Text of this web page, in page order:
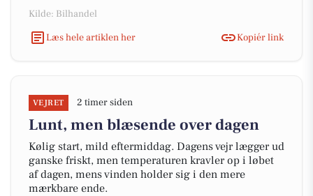
Kilde: Bilhandel
Læs hele artiklen her
Kopiér link
VEJRET 2 timer siden
Lunt, men blæsende over dagen
Kølig start, mild eftermiddag. Dagens vejr lægger ud
ganske friskt, men temperaturen kravler op i løbet
af dagen, mens vinden holder sig i den mere
mærkbare ende.